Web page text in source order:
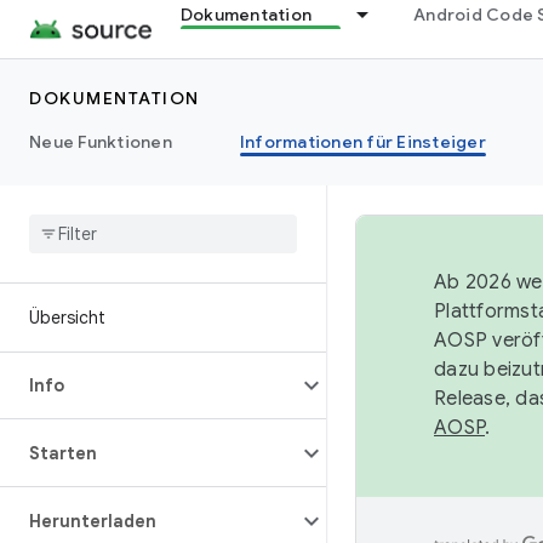
Dokumentation Android Code
DOKUMENTATION
Neue Funktionen
Informationen für Einsteiger
Übersicht
Info
Starten
Herunterladen
Ab 2026
AOSP
dazu
Release,
AOSP.